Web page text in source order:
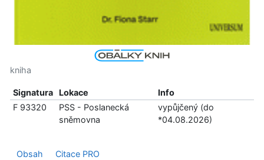
kniha
Signatura Lokace
Info
F 93320
PSS - Poslanecká
sněmovna
vypůjčený (do
*04.08.2026)
Obsah Citace PRO